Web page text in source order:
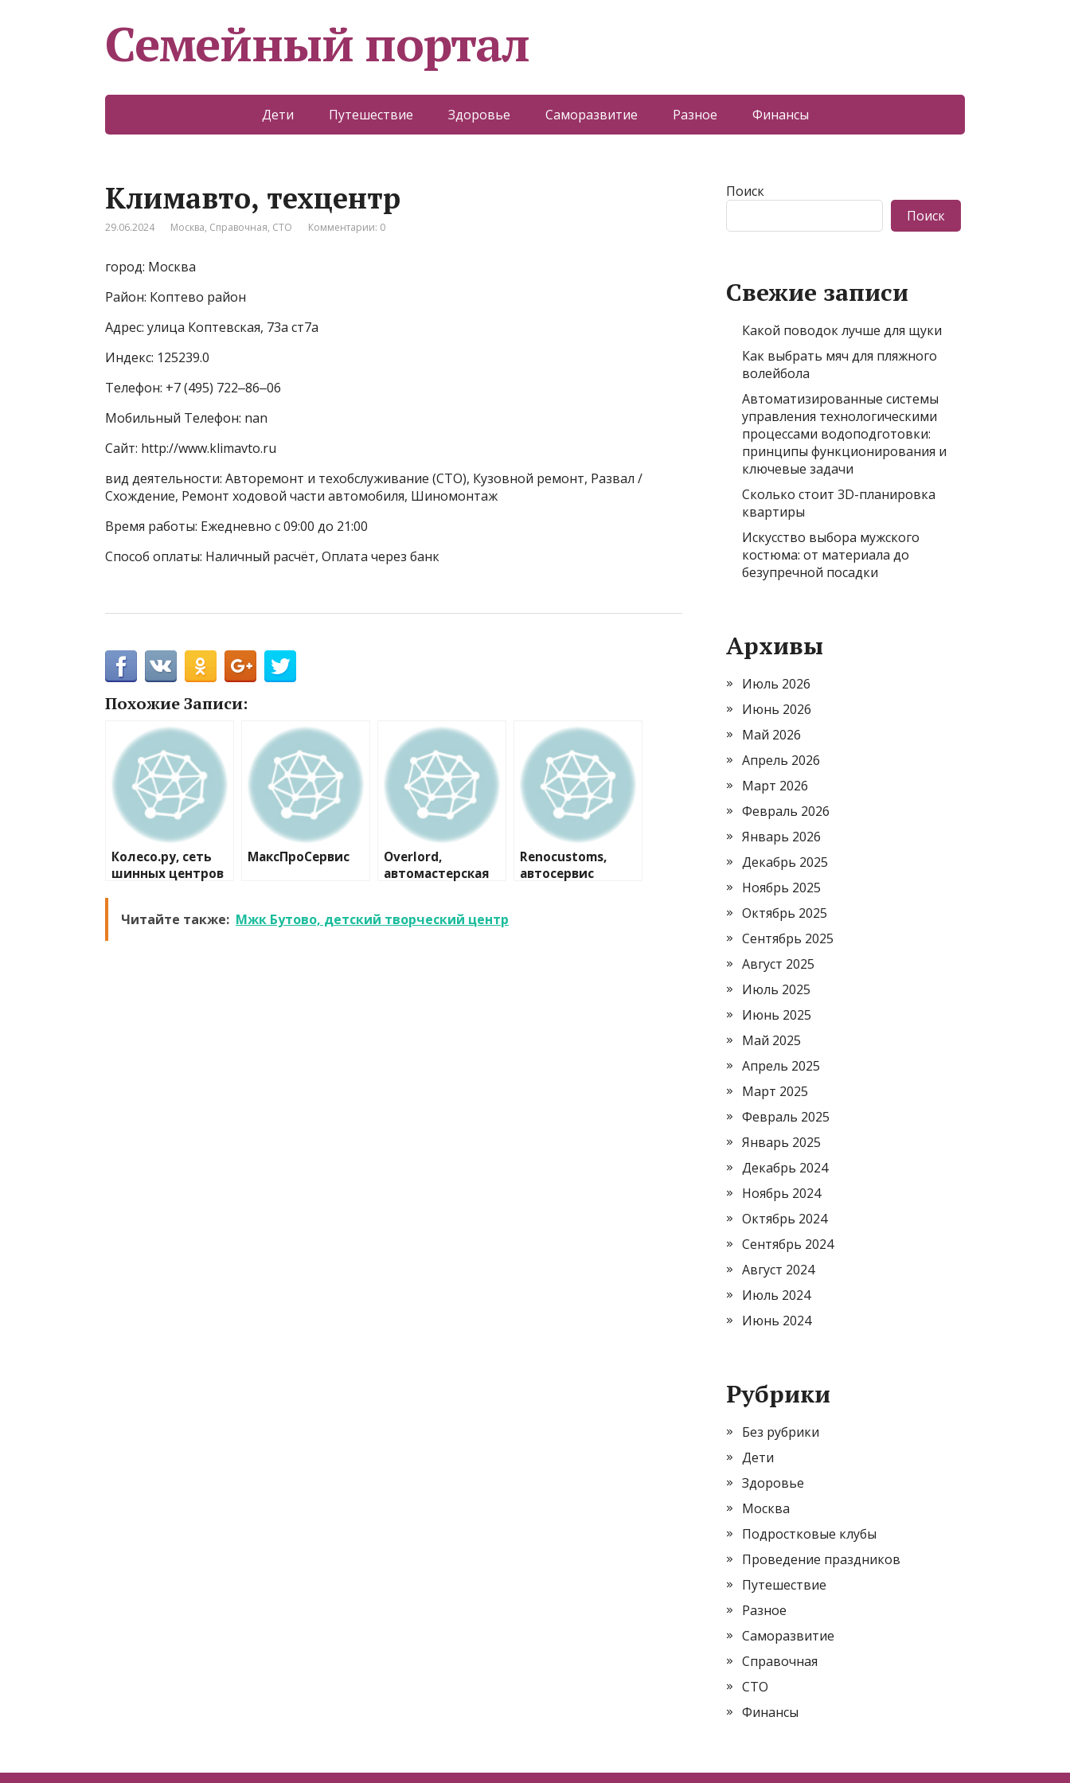
Семейный портал
Дети Путешествие Здоровье Саморазвитие Разное Финансы
Климавто, техцентр
29.06.2024 Москва, Справочная, СТО Комментарии: 0
город: Москва
Район: Коптево район
Адрес: улица Коптевская, 73а ст7а
Индекс: 125239.0
Телефон: +7 (495) 722‒86‒06
Мобильный Телефон: nan
Сайт: http://www.klimavto.ru
вид деятельности: Авторемонт и техобслуживание (СТО), Кузовной ремонт, Развал /
Схождение, Ремонт ходовой части автомобиля, Шиномонтаж
Время работы: Ежедневно с 09:00 до 21:00
Способ оплаты: Наличный расчёт, Оплата через банк
Похожие Записи:
Колесо.ру, сеть
шинных центров
МаксПроСервис
Overlord,
автомастерская
Renocustoms,
автосервис
Читайте также: Мжк Бутово, детский творческий центр
Поиск
Поиск
Свежие записи
Какой поводок лучше для щуки
Как выбрать мяч для пляжного
волейбола
Автоматизированные системы
управления технологическими
процессами водоподготовки:
принципы функционирования и
ключевые задачи
Сколько стоит 3D-планировка
квартиры
Искусство выбора мужского
костюма: от материала до
безупречной посадки
Архивы
Июль 2026
Июнь 2026
Май 2026
Апрель 2026
Март 2026
Февраль 2026
Январь 2026
Декабрь 2025
Ноябрь 2025
Октябрь 2025
Сентябрь 2025
Август 2025
Июль 2025
Июнь 2025
Май 2025
Апрель 2025
Март 2025
Февраль 2025
Январь 2025
Декабрь 2024
Ноябрь 2024
Октябрь 2024
Сентябрь 2024
Август 2024
Июль 2024
Июнь 2024
Рубрики
Без рубрики
Дети
Здоровье
Москва
Подростковые клубы
Проведение праздников
Путешествие
Разное
Саморазвитие
Справочная
СТО
Финансы